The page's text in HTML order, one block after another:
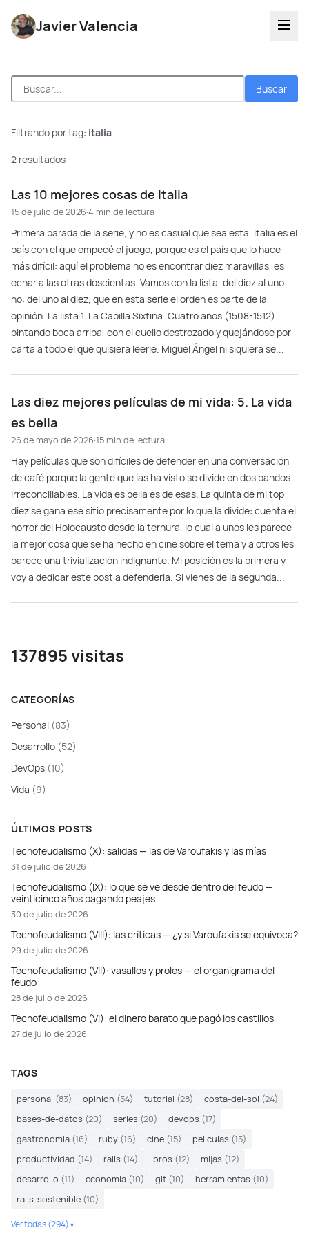
Javier Valencia
Buscar
Filtrando por tag: italia
2 resultados
Las 10 mejores cosas de Italia
15 de julio de 2026·4 min de lectura
Primera parada de la serie, y no es casual que sea esta. Italia es el
país con el que empecé el juego, porque es el país que lo hace
más difícil: aquí el problema no es encontrar diez maravillas, es
echar a las otras doscientas. Vamos con la lista, del diez al uno
no: del uno al diez, que en esta serie el orden es parte de la
opinión. La lista 1. La Capilla Sixtina. Cuatro años (1508-1512)
pintando boca arriba, con el cuello destrozado y quejándose por
carta a todo el que quisiera leerle. Miguel Ángel ni siquiera se...
Las diez mejores películas de mi vida: 5. La vida
es bella
26 de mayo de 2026·15 min de lectura
Hay películas que son difíciles de defender en una conversación
de café porque la gente que las ha visto se divide en dos bandos
irreconciliables. La vida es bella es de esas. La quinta de mi top
diez se gana ese sitio precisamente por lo que la divide: cuenta el
horror del Holocausto desde la ternura, lo cual a unos les parece
la mejor cosa que se ha hecho en cine sobre el tema y a otros les
parece una trivialización indignante. Mi posición es la primera y
voy a dedicar este post a defenderla. Si vienes de la segunda...
137895 visitas
CATEGORÍAS
Personal (83)
Desarrollo (52)
DevOps (10)
Vida (9)
ÚLTIMOS POSTS
Tecnofeudalismo (X): salidas — las de Varoufakis y las mías
31 de julio de 2026
Tecnofeudalismo (IX): lo que se ve desde dentro del feudo —
veinticinco años pagando peajes
30 de julio de 2026
Tecnofeudalismo (VIII): las críticas — ¿y si Varoufakis se equivoca?
29 de julio de 2026
Tecnofeudalismo (VII): vasallos y proles — el organigrama del
feudo
28 de julio de 2026
Tecnofeudalismo (VI): el dinero barato que pagó los castillos
27 de julio de 2026
TAGS
personal (83) opinion (54) tutorial (28) costa-del-sol (24)
bases-de-datos (20) series (20) devops (17)
gastronomia (16) ruby (16) cine (15) peliculas (15)
productividad (14) rails (14) libros (12) mijas (12)
desarrollo (11) economia (10) git (10) herramientas (10)
rails-sostenible (10)
Ver todas (294)